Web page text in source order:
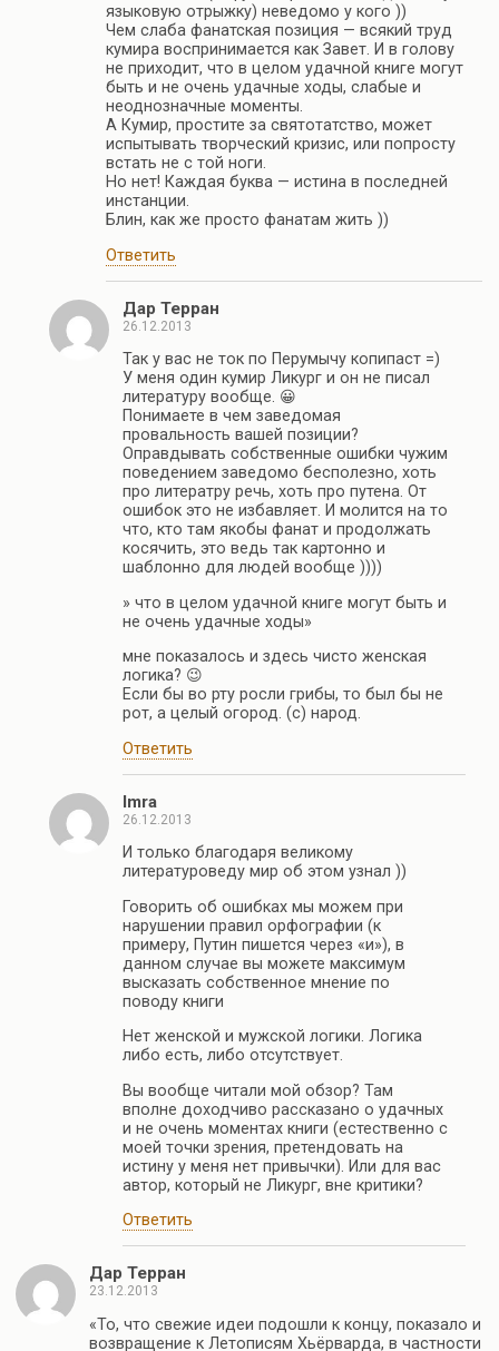
языковую отрыжку) неведомо у кого ))
Чем слаба фанатская позиция — всякий труд
кумира воспринимается как Завет. И в голову
не приходит, что в целом удачной книге могут
быть и не очень удачные ходы, слабые и
неоднозначные моменты.
А Кумир, простите за святотатство, может
испытывать творческий кризис, или попросту
встать не с той ноги.
Но нет! Каждая буква — истина в последней
инстанции.
Блин, как же просто фанатам жить ))
Ответить
Дар Терран
26.12.2013
Так у вас не ток по Перумычу копипаст =)
У меня один кумир Ликург и он не писал
литературу вообще. 😀
Понимаете в чем заведомая
провальность вашей позиции?
Оправдывать собственные ошибки чужим
поведением заведомо бесполезно, хоть
про литератру речь, хоть про путена. От
ошибок это не избавляет. И молится на то
что, кто там якобы фанат и продолжать
косячить, это ведь так картонно и
шаблонно для людей вообще ))))
» что в целом удачной книге могут быть и
не очень удачные ходы»
мне показалось и здесь чисто женская
логика? 😉
Если бы во рту росли грибы, то был бы не
рот, а целый огород. (с) народ.
Ответить
Imra
26.12.2013
И только благодаря великому
литературоведу мир об этом узнал ))
Говорить об ошибках мы можем при
нарушении правил орфографии (к
примеру, Путин пишется через «и»), в
данном случае вы можете максимум
высказать собственное мнение по
поводу книги
Нет женской и мужской логики. Логика
либо есть, либо отсутствует.
Вы вообще читали мой обзор? Там
вполне доходчиво рассказано о удачных
и не очень моментах книги (естественно с
моей точки зрения, претендовать на
истину у меня нет привычки). Или для вас
автор, который не Ликург, вне критики?
Ответить
Дар Терран
23.12.2013
«То, что свежие идеи подошли к концу, показало и
возвращение к Летописям Хьёрварда, в частности